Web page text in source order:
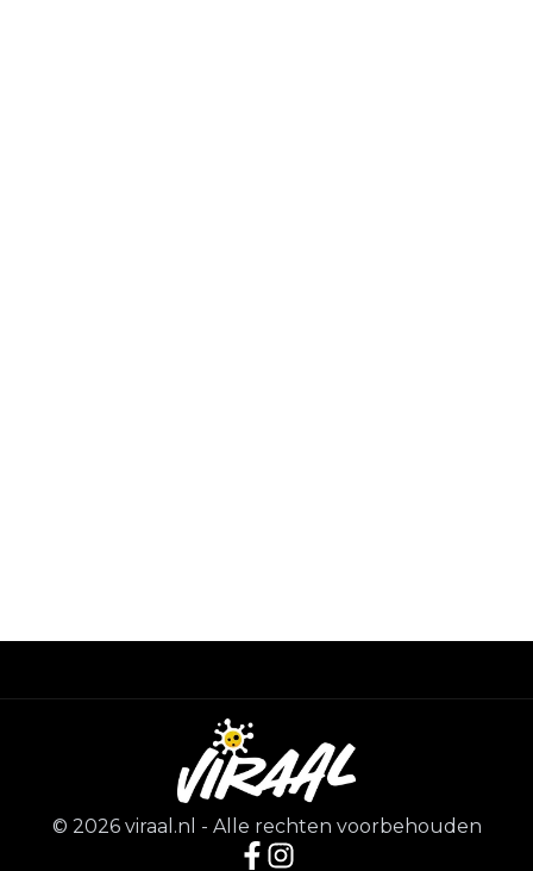
© 2026 viraal.nl - Alle rechten voorbehouden